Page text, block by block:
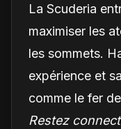
La Scuderia
maximiser les
les sommets.
expérience et
comme le fer
Restez